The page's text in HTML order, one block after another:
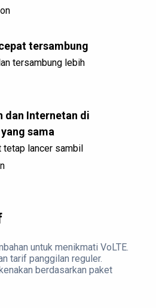
tersambung
tersambung lebih
dan Internetan di
sama
tetap lancer sambil
untuk menikmati VoLTE.
tarif panggilan reguler.
berdasarkan paket